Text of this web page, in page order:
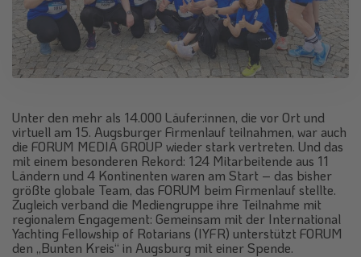
Unter den mehr als 14.000 Läufer:innen, die vor Ort und
virtuell am 15. Augsburger Firmenlauf teilnahmen, war auch
die FORUM MEDIA GROUP wieder stark vertreten. Und das
mit einem besonderen Rekord: 124 Mitarbeitende aus 11
Ländern und 4 Kontinenten waren am Start – das bisher
größte globale Team, das FORUM beim Firmenlauf stellte.
Zugleich verband die Mediengruppe ihre Teilnahme mit
regionalem Engagement: Gemeinsam mit der International
Yachting Fellowship of Rotarians (IYFR) unterstützt FORUM
den „Bunten Kreis“ in Augsburg mit einer Spende.